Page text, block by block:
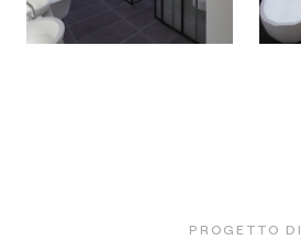
PROGETTO DI